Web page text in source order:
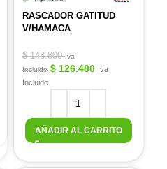
RASCADOR GATITUD
V/HAMACA
$148.800 Iva
Incluido $ 126.480 Iva
Incluido
AÑADIR AL CARRITO